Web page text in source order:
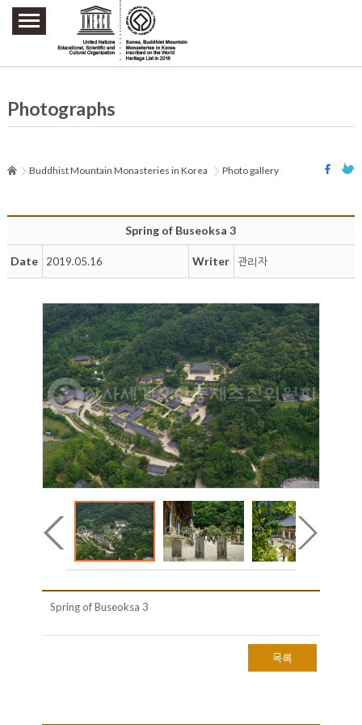
주요메뉴 바로가기
본문 바로가기
하단메뉴 바로가기
Photographs
Buddhist Mountain Monasteries in Korea Photo gallery
Spring of Buseoksa 3
Date 2019.05.16 Writer 관리자
Spring of Buseoksa 3
목록